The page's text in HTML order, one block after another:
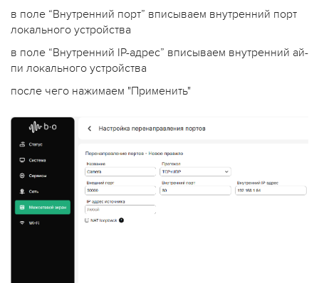
в поле “Внутренний порт” вписываем внутренний порт
локального устройства
в поле “Внутренний IP-адрес” вписываем внутренний ай-
пи локального устройства
после чего нажимаем "Применить"